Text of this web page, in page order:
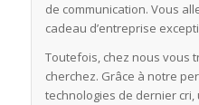
de communication. Vous
cadeau d’entreprise
Toutefois, chez nous vous
cherchez. Grâce à notre
technologies de dernier